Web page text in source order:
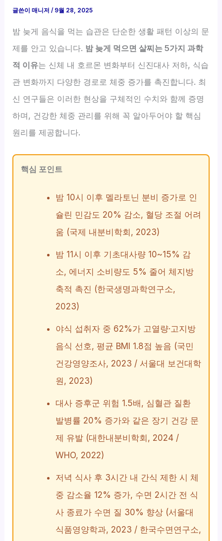
글쓴이매니저/ 9월 28, 2025
밤 늦게 음식을 먹는 습관은 단순한 생활 패턴 이상의 문
제를 안고 있습니다. 밤 늦게 먹으면 살찌는 5가지 과학
적 이유는 신체 내 호르몬 변화부터 신진대사 저하, 식습
관 변화까지 다양한 경로로 체중 증가를 촉진합니다. 최
신 연구들은 이러한 현상을 구체적인 수치와 함께 증명
하며, 건강한 체중 관리를 위해 꼭 알아두어야 할 핵심
원리를 제공합니다.
핵심 포인트
밤 10시 이후 멜라토닌 분비 증가로 인
슐린 민감도 20% 감소, 혈당 조절 어려
움 (국제 내분비학회, 2023)
밤 11시 이후 기초대사량 10~15% 감
소, 에너지 소비량도 5% 줄어 체지방
축적 촉진 (한국생명과학연구소,
2023)
야식 섭취자 중 62%가 고열량·고지방
음식 선호, 평균 BMI 1.8점 높음 (국민
건강영양조사, 2023 / 서울대 보건대학
원, 2023)
대사 증후군 위험 1.5배, 심혈관 질환
발병률 20% 증가와 같은 장기 건강 문
제 유발 (대한내분비학회, 2024 /
WHO, 2022)
저녁 식사 후 3시간 내 간식 제한 시 체
중 감소율 12% 증가, 수면 2시간 전 식
사 종료가 수면 질 30% 향상 (서울대
식품영양학과, 2023 / 한국수면연구소,